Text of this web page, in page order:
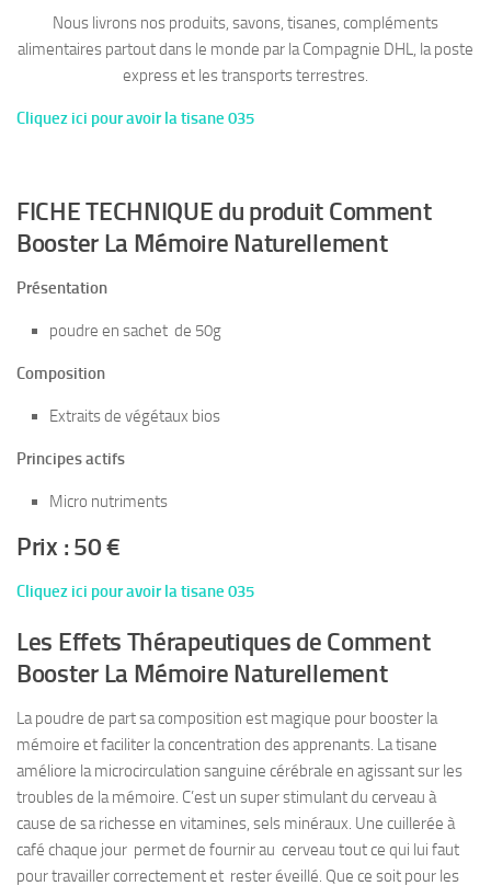
Nous livrons nos produits, savons, tisanes, compléments
alimentaires partout dans le monde par la Compagnie DHL, la poste
express et les transports terrestres.
Cliquez ici pour avoir la tisane 035
FICHE TECHNIQUE du produit Comment
Booster La Mémoire Naturellement
Présentation
poudre en sachet de 50g
Composition
Extraits de végétaux bios
Principes actifs
Micro nutriments
Prix : 50 €
Cliquez ici pour avoir la tisane 035
Les Effets Thérapeutiques de Comment
Booster La Mémoire Naturellement
La poudre de part sa composition est magique pour booster la
mémoire et faciliter la concentration des apprenants. La tisane
améliore la microcirculation sanguine cérébrale en agissant sur les
troubles de la mémoire. C’est un super stimulant du cerveau à
cause de sa richesse en vitamines, sels minéraux. Une cuillerée à
café chaque jour permet de fournir au cerveau tout ce qui lui faut
pour travailler correctement et rester éveillé. Que ce soit pour les